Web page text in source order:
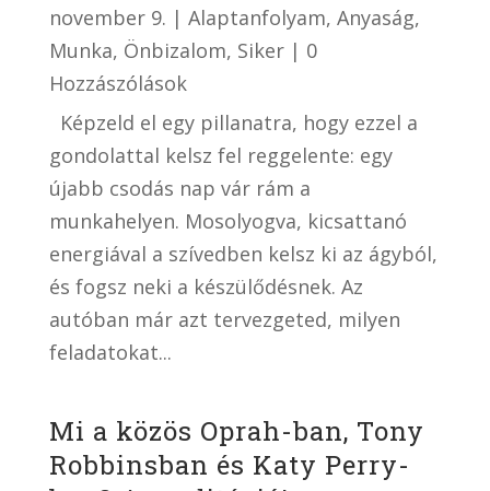
november 9. | Alaptanfolyam, Anyaság,
Munka, Önbizalom, Siker| 0
Hozzászólások
Képzeld el egy pillanatra, hogy ezzel a
gondolattal kelsz fel reggelente: egy
újabb csodás nap vár rám a
munkahelyen. Mosolyogva, kicsattanó
energiával a szívedben kelsz ki az ágyból,
és fogsz neki a készülődésnek. Az
autóban már azt tervezgeted, milyen
feladatokat...
Mi a közös Oprah-ban, Tony
Robbinsban és Katy Perry-